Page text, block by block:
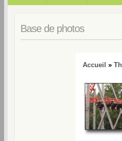
Base de photos
Accueil »